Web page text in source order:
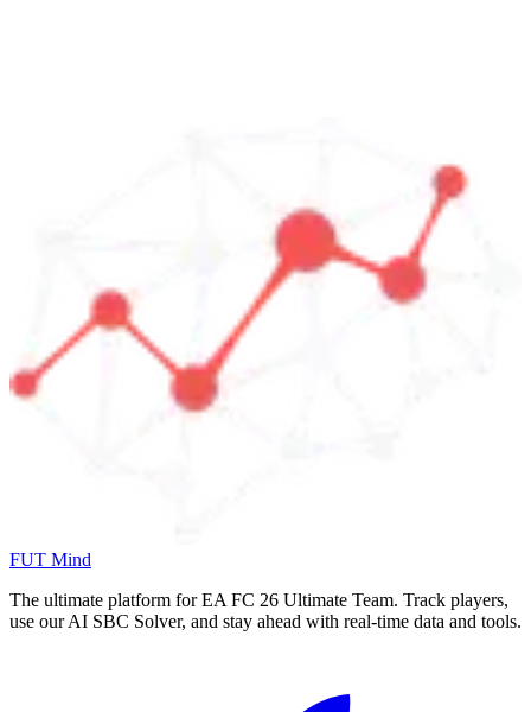
FUT Mind
The ultimate platform for EA FC 26 Ultimate Team. Track players,
use our AI SBC Solver, and stay ahead with real-time data and tools.